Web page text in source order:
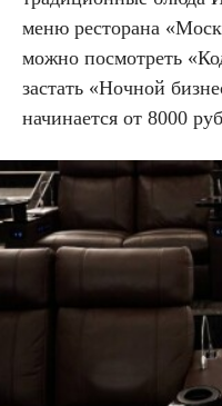
меню ресторана
можно посмотреть
застать «Ночной
начинается от 8000